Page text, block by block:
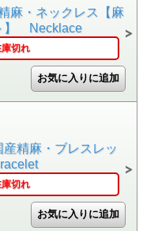
麻・ネックレス【麻
】 Necklace
切れ
精麻・ブレスレッ
切れ